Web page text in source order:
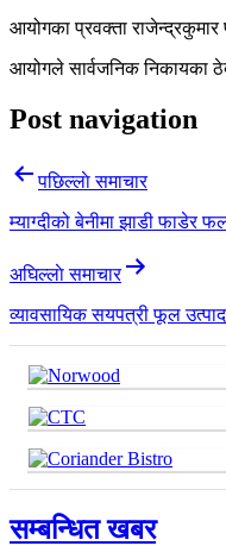
आयोगका प्रवक्ता
आयोगले सार्वजनिक निकायका
Post navigation
पछिल्लाे समाचार
म्याग्दीको बेनीमा झाडी फाडेर
अघिल्लाे समाचार
व्यावसायिक सयपत्री फूल
सम्बन्धित खबर